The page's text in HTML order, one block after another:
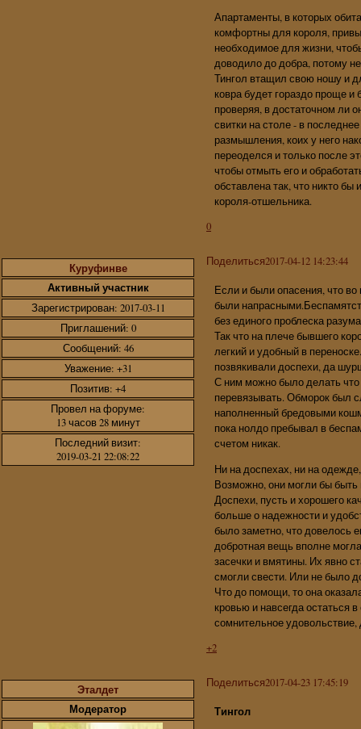
Апартаменты, в которых
комфортны для короля,
необходимое для жизни,
доводило до добра, потому
Тингол втащил свою ношу и
ковра будет гораздо проще
проверяя, в достаточном ли
свитки на столе - в
размышления, коих у него
переоделся и только после
чтобы отмыть его и
обставлена так, что никто
короля-отшельника.
0
Поделиться2017-04-12 14:23:44
Куруфинве
Активный участник
Зарегистрирован: 2017-03-11
Приглашений: 0
Сообщений: 46
Уважение: +31
Позитив: +4
Провел на форуме:
13 часов 28 минут
Последний визит:
2019-03-21 22:08:22
Если и были опасения, что
были
без единого проблеска
Так что на плече бывшего
легкий и удобный в
позвякивали доспехи, да
С ним можно было делать что
перевязывать. Обморок был
наполненный бредовыми
пока нолдо пребывал в
счетом никак.
Ни на доспехах, ни на
Возможно, они могли бы быть
Доспехи, пусть и хорошего
больше о надежности и
было заметно, что довелось
добротная вещь вполне
засечки и вмятины. Их явно
смогли свести. Или не было
Что до помощи, то она
кровью и навсегда остаться
сомнительное
+2
Поделиться2017-04-23 17:45:19
Эталдет
Модератор
Тингол